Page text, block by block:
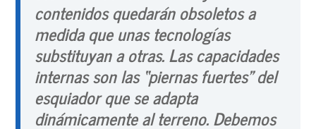
contenidos quedarán obsoletos a
medida que unas tecnologías
substituyan a otras. Las capacidades
internas son las “piernas fuertes” del
esquiador que se adapta
dinámicamente al terreno.Debemos